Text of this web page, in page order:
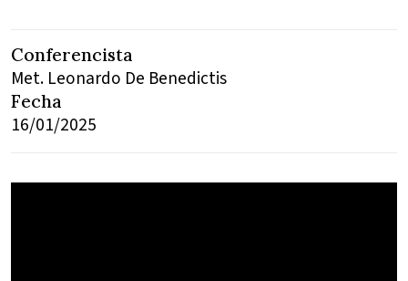
Conferencista
Met. Leonardo De Benedictis
Fecha
16/01/2025